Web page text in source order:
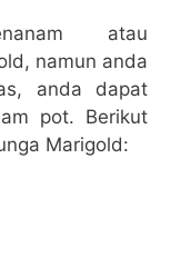
atau
namun anda
anda dapat
pot. Berikut
Marigold: